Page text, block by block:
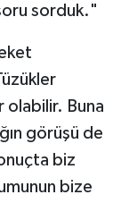
sorduk."
olabilir. Buna
görüşü de
biz
bize